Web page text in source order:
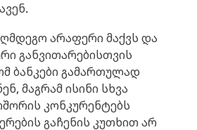
არაფერი მაქვს და
განვითარებისთვის
ბანკები გამართულად
მაგრამ ისინი სხვა
კონკურენტებს
გაჩენის კუთხით არ